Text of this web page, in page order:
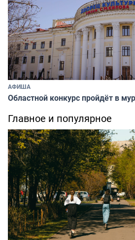
АФИША
Областной конкурс пройдёт в
Главное и популярное